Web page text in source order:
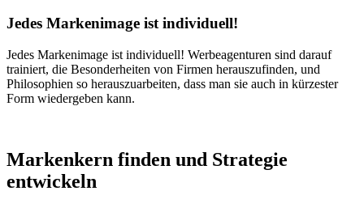
Jedes Markenimage ist individuell!
Jedes Markenimage ist individuell! Werbeagenturen sind darauf
trainiert, die Besonderheiten von Firmen herauszufinden, und
Philosophien so herauszuarbeiten, dass man sie auch in kürzester
Form wiedergeben kann.
Markenkern finden und Strategie
entwickeln